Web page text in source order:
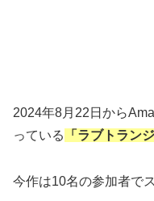
2024年8月22日から
っている
「ラブトラン
今作は10名の参加者で